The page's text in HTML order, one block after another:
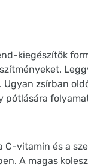
kiegészítők
Ugyan zsírban
pótlására
vitamin és a
A magas